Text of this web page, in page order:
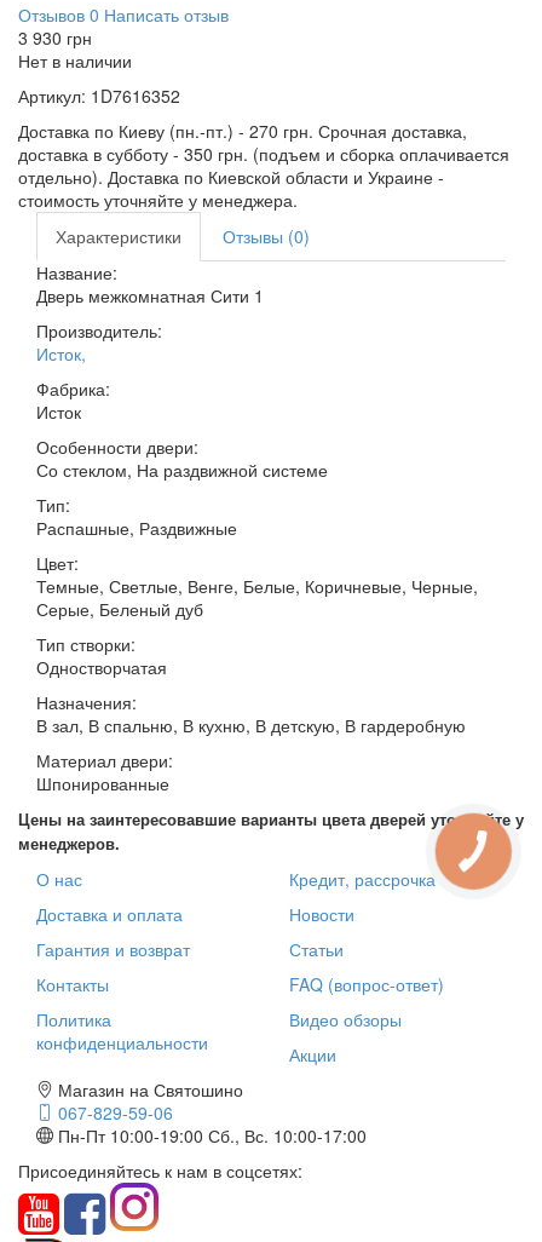
Отзывов 0 Написать отзыв
3 930 грн
Нет в наличии
Артикул: 1D7616352
Доставка по Киеву (пн.-пт.) - 270 грн. Срочная доставка,
доставка в субботу - 350 грн. (подъем и сборка оплачивается
отдельно). Доставка по Киевской области и Украине -
стоимость уточняйте у менеджера.
Характеристики
Отзывы (0)
Название:
Дверь межкомнатная Сити 1
Производитель:
Исток,
Фабрика:
Исток
Особенности двери:
Со стеклом, На раздвижной системе
Тип:
Распашные, Раздвижные
Цвет:
Темные, Светлые, Венге, Белые, Коричневые, Черные,
Серые, Беленый дуб
Тип створки:
Одностворчатая
Назначения:
В зал, В спальню, В кухню, В детскую, В гардеробную
Материал двери:
Шпонированные
Цены на заинтересовавшие варианты цвета дверей уточняйте у
менеджеров.
О нас
Доставка и оплата
Гарантия и возврат
Контакты
Политика
конфиденциальности
Кредит, рассрочка
Новости
Статьи
FAQ (вопрос-ответ)
Видео обзоры
Акции
Магазин на Святошино
067-829-59-06
Пн-Пт 10:00-19:00 Сб., Вс. 10:00-17:00
Присоединяйтесь к нам в соцсетях: